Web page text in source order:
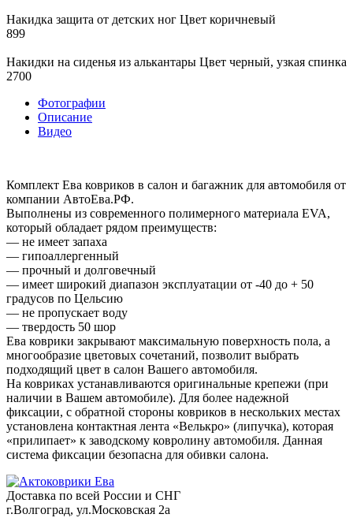
Накидка защита от детских ног Цвет коричневый
899
Накидки на сиденья из алькантары Цвет черный, узкая спинка
2700
Фотографии
Описание
Видео
Комплект Ева ковриков в салон и багажник для автомобиля от
компании АвтоЕва.РФ.
Выполнены из современного полимерного материала EVA,
который обладает рядом преимуществ:
— не имеет запаха
— гипоаллергенный
— прочный и долговечный
— имеет широкий диапазон эксплуатации от -40 до + 50
градусов по Цельсию
— не пропускает воду
— твердость 50 шор
Ева коврики закрывают максимальную поверхность пола, а
многообразие цветовых сочетаний, позволит выбрать
подходящий цвет в салон Вашего автомобиля.
На ковриках устанавливаются оригинальные крепежи (при
наличии в Вашем автомобиле). Для более надежной
фиксации, с обратной стороны ковриков в нескольких местах
установлена контактная лента «Велькро» (липучка), которая
«прилипает» к заводскому ковролину автомобиля. Данная
система фиксации безопасна для обивки салона.
Доставка по всей России и СНГ
г.Волгоград, ул.Московская 2а